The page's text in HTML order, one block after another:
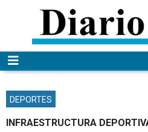
DEPORTES
INFRAESTRUCTURA